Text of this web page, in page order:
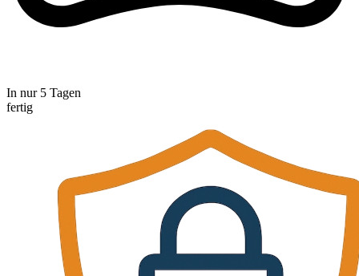
In nur 5 Tagen
fertig